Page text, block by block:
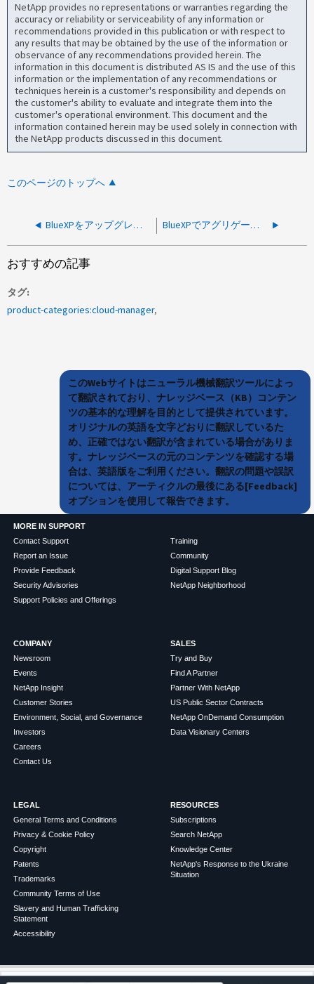
NetApp provides no representations or warranties regarding the
accuracy or reliability or serviceability of any information or
recommendations provided in this publication or with respect to
any results that may be obtained by the use of the information or
observance of any recommendations provided herein. The
information in this document is distributed AS IS and the use of this
information or the implementation of any recommendations or
techniques herein is a customer's responsibility and depends on
the customer's ability to evaluate and integrate them into the
customer's operational environment. This document and the
information contained herein may be used solely in connection with
the NetApp products discussed in this document.
このページのトップへ
BlueXPをアップグレードすると、OnPrem Working Environmentのステータスが失敗する BlueXPでアグリゲートページがロードされません
この記事は役に立ちましたか？
おすすめの記事
タグ
product-categories:cloud-manager
このWebサイトはニューラル機械翻訳ツールによっ
て翻訳されており、ナレッジベース（KB）コンテン
ツの基本的な理解を目的として提供されています。
オリジナルの英語を文字どおりに翻訳しているた
め、正確ではない翻訳が含まれている場合がありま
す。ナレッジベースの元のコンテンツを確認する場
合は、英語版をご利用ください。翻訳の問題や誤訳
については、アーティクルの最後にある[Feedback]
オプションを使用して報告できます。
MORE IN SUPPORT
Contact Support
Report an Issue
Provide Feedback
Security Advisories
Support Policies and Offerings
Training
Community
Digital Support Blog
NetApp Neighborhood
COMPANY
Newsroom
Events
NetApp Insight
Customer Stories
Environment, Social, and Governance
Investors
Careers
Contact Us
SALES
Try and Buy
Find A Partner
Partner With NetApp
US Public Sector Contracts
NetApp OnDemand Consumption
Data Visionary Centers
LEGAL
General Terms and Conditions
Privacy & Cookie Policy
Copyright
Patents
Trademarks
Community Terms of Use
Slavery and Human Trafficking
Statement
Accessibility
RESOURCES
Subscriptions
Search NetApp
Knowledge Center
NetApp's Response to the Ukraine
Situation